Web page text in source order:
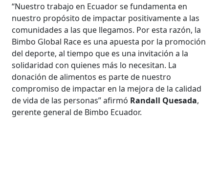
“Nuestro trabajo en Ecuador se fundamenta en
nuestro propósito de impactar positivamente a las
comunidades a las que llegamos. Por esta razón, la
Bimbo Global Race es una apuesta por la promoción
del deporte, al tiempo que es una invitación a la
solidaridad con quienes más lo necesitan. La
donación de alimentos es parte de nuestro
compromiso de impactar en la mejora de la calidad
de vida de las personas” afirmó Randall Quesada,
gerente general de Bimbo Ecuador.